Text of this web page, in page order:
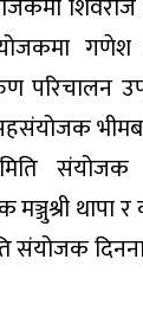
परिचालन
संयोजक
थापा र
संयोजक